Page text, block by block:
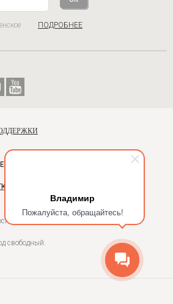
Владимир
Пожалуйста, обращайтесь!
ПОДРОБНЕЕ
С 10 ДО 18
ПЕРСОНАЛЬНЫХ ДАННЫХ
54, Универмаг Москва,
свободный.